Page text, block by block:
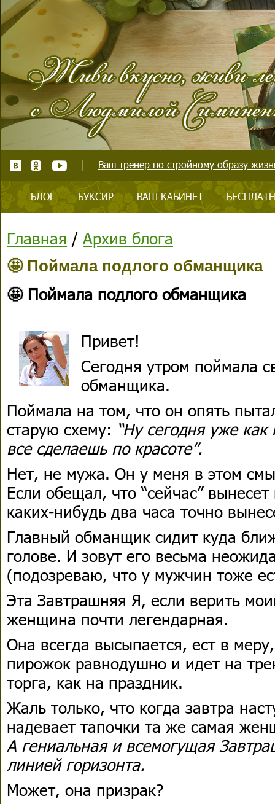
Ваш тренер по стройному образу
БЛОГ БУКСИР ВАШ КАБИНЕТ
Главная / Архив блога
🤩 Поймала подлого обманщика
🤩 Поймала подлого обманщика
Привет!
Сегодня утром поймала
обманщика.
Поймала на том, что он опять
старую схему: “Ну сегодня уже
все сделаешь по красоте”.
Нет, не мужа. Он у меня в этом
Если обещал, что “сейчас”
каких-нибудь два часа точно
Главный обманщик сидит куда
голове. И зовут его весьма
(подозреваю, что у мужчин тоже
Эта Завтрашняя Я, если верить
женщина почти легендарная.
Она всегда высыпается, ест в
пирожок равнодушно и идет на
торга, как на праздник.
Жаль только, что когда завтра
надевает тапочки та же самая
А гениальная и всемогущая
линией горизонта.
Может, она призрак?